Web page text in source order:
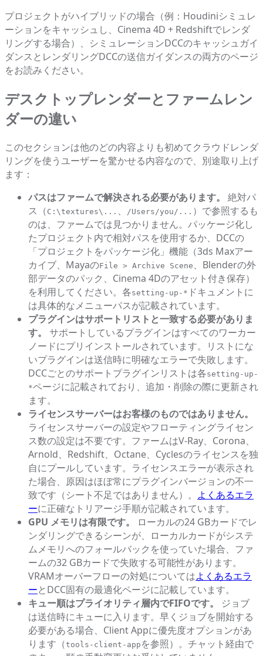
プロジェクトがハイブリッドの場合（例：Houdiniシミュレ
ーションをキャッシュし、Cinema 4D + Redshiftでレンダ
リングする場合）、シミュレーションDCCのキャッシュガイ
ダンスとレンダリングDCCの送信ガイダンスの両方のページ
をお読みください。
デスクトップレンダーとファームレン
ダーの違い
このセクションは他のどの内容よりも初めてクラウドレンダ
リングを使うユーザーを驚かせる内容なので、別途取り上げ
ます：
パスはファームで解決される必要があります。
絶対パ
ス（ C:\textures\... 、 /Users/you/... ）で参照するも
のは、ファームでは見つかりません。パッケージ化し
たプロジェクト内で相対パスを使用するか、DCCの
「プロジェクトをパッケージ化」機能（3ds Maxアー
カイブ、MayaのFile > Archive Scene 、Blenderの外
部データのパック、Cinema 4Dのアセット付き保存）
を利用してください。各setting-up-* ドキュメントに
は具体的なメニューパスが記載されています。
プラグインはサポートリストと一致する必要がありま
す。
サポートしているプラグインはすべてのワーカー
ノードにプリインストールされています。リストにな
いプラグインは送信時に明確なエラーで失敗します。
DCCごとのサポートプラグインリストは各setting-up-
*ページに記載されており、追加・削除の際に更新され
ます。
ライセンスサーバーはお客様のものではありません。
ライセンスサーバーの設定やフローティングライセン
ス数の設定は不要です。ファームはV-Ray、Corona、
Arnold、Redshift、Octane、Cyclesのライセンスを独
自にプールしています。ライセンスエラーが表示され
た場合、原因はほぼ常にプラグインバージョンの不一
致です（シート不足ではありません）。 よくあるエラ
ーに正確なトリアージ手順が記載されています。
GPU メモリは有限です。
ローカルの24 GBカードでレ
ンダリングできるシーンが、ローカルカードがシステ
ムメモリへのフォールバックを使っていた場合、ファ
ームの32 GBカードで失敗する可能性があります。
VRAMオーバーフローの対処についてはよくあるエラ
ーとDCC固有の最適化ページに記載しています。
キュー順はプライオリティ層内でFIFOです。
ジョブ
は送信時にキューに入ります。早くジョブを開始する
必要がある場合、Client Appに優先度オプションがあ
ります（tools-client-app を参照）。チャット経由で